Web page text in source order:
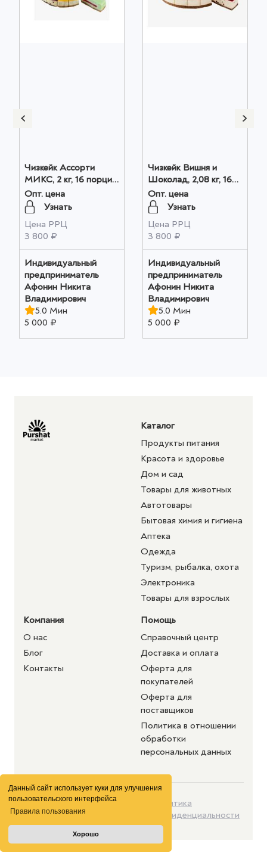
Данный сайт использует куки для улучшения
пользовательского интерфейса
Правила пользования
Хорошо
Чизкейк Ассорти
МИКС, 2 кг, 16 порций
оптом
Опт. цена
Узнать
Цена РРЦ
3 800 ₽
Индивидуальный
предприниматель
Афонин Никита
Владимирович
5.0 Мин
5 000 ₽
Чизкейк Вишня и
Шоколад, 2,08 кг, 16
порций оптом
Опт. цена
Узнать
Цена РРЦ
3 800 ₽
Индивидуальный
предприниматель
Афонин Никита
Владимирович
5.0 Мин
5 000 ₽
Каталог
Продукты питания
Красота и здоровье
Дом и сад
Товары для животных
Автотовары
Бытовая химия и гигиена
Аптека
Одежда
Туризм, рыбалка, охота
Электроника
Товары для взрослых
Компания
О нас
Блог
Контакты
Помощь
Справочный центр
Доставка и оплата
Оферта для
покупателей
Оферта для
поставщиков
Политика в отношении
обработки
персональных данных
©2026 purshat.market. Все
права защищены
Политика
конфиденциальности